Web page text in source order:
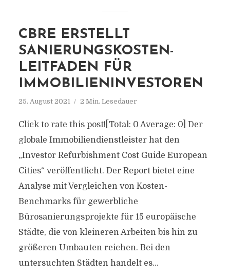
CBRE ERSTELLT
SANIERUNGSKOSTEN-
LEITFADEN FÜR
IMMOBILIENINVESTOREN
25. August 2021 2 Min. Lesedauer
Click to rate this post![Total: 0 Average: 0] Der
globale Immobiliendienstleister hat den
„Investor Refurbishment Cost Guide European
Cities“ veröffentlicht. Der Report bietet eine
Analyse mit Vergleichen von Kosten-
Benchmarks für gewerbliche
Bürosanierungsprojekte für 15 europäische
Städte, die von kleineren Arbeiten bis hin zu
größeren Umbauten reichen. Bei den
untersuchten Städten handelt es...